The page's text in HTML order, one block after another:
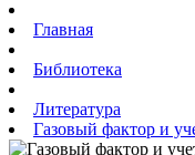
Главная
Библиотека
Литература
Газовый фактор и